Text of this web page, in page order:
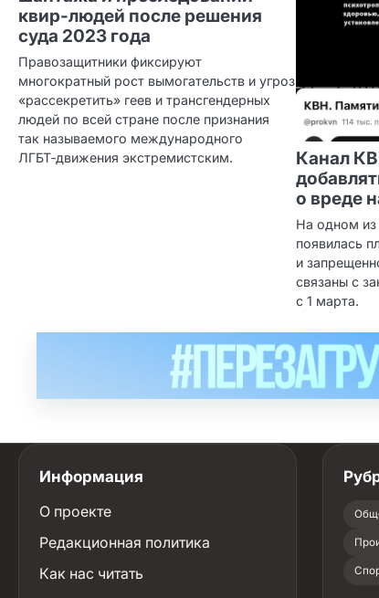
квир‑людей после решения
суда 2023 года
Правозащитники фиксируют
многократный рост вымогательств и угроз
«рассекретить» геев и трансгендерных
людей по всей стране после признания
так называемого международного
ЛГБТ‑движения экстремистским.
Канал
о вреде
На одном
появилась
и
связаны с
с 1 марта.
Информация
О проекте
Редакционная политика
Как нас читать